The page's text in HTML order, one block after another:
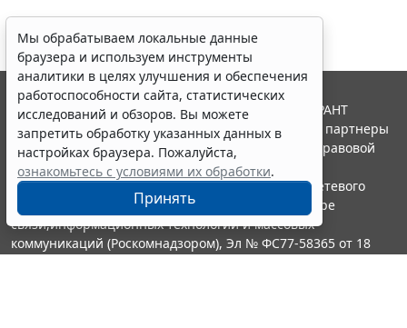
Мы обрабатываем локальные данные
браузера и используем инструменты
аналитики в целях улучшения и обеспечения
работоспособности сайта, статистических
исследований и обзоров. Вы можете
запретить обработку указанных данных в
настройках браузера. Пожалуйста,
ознакомьтесь с условиями их обработки.
Принять
© ООО "НПП "ГАРАНТ-СЕРВИС", 2026. Система ГАРАНТ
выпускается с 1990 года. Компания "Гарант" и ее партнеры
являются участниками Российской ассоциации правовой
информации ГАРАНТ.
Портал ГАРАНТ.РУ зарегистрирован в качестве сетевого
издания Федеральной службой по надзору в сфере
связи,информационных технологий и массовых
коммуникаций (Роскомнадзором), Эл № ФС77-58365 от 18